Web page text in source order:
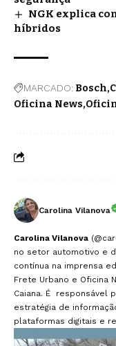
NGK explica
híbridos
MARCADO: Bosch
Oficina News
Carolina Vilanova
Carolina Vilanova
no setor automotivo e
contínua na imprensa
Frete Urbano e Oficina
Caiana. É responsável
estratégia de
plataformas digitais e